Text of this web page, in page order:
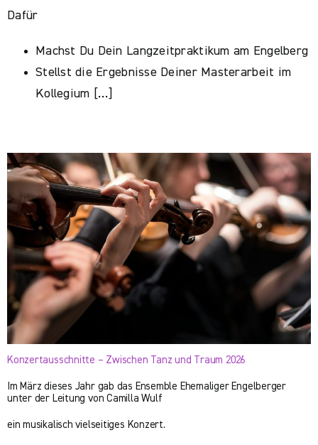
Dafür
Machst Du Dein Langzeitpraktikum am Engelberg
Stellst die Ergebnisse Deiner Masterarbeit im
Kollegium […]
Konzertausschnitte – Zwischen Tanz und Traum 2026
Im März dieses Jahr gab das Ensemble Ehemaliger Engelberger
unter der Leitung von Camilla Wulf
ein musikalisch vielseitiges Konzert.